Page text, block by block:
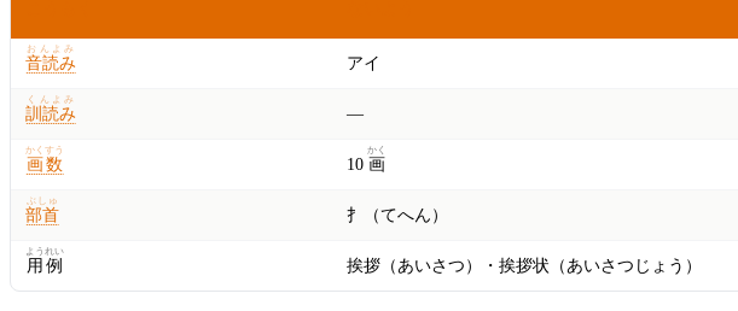
音読み
おんよみ
アイ
訓読み
くんよみ
—
画数
かくすう
10 画
かく
部首
ぶしゅ
扌（てへん）
用例
ようれい
挨拶（あいさつ）・挨拶状（あいさつじょう）